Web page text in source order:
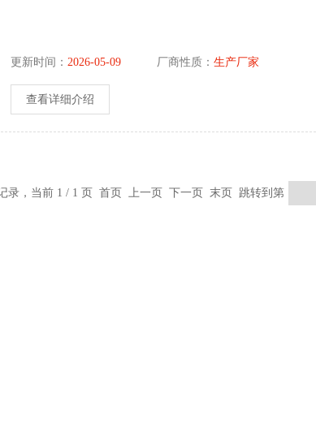
更新时间：2026-05-09 厂商性质：生产厂家
查看详细介绍
录，当前 1 / 1 页 首页 上一页 下一页 末页 跳转到第